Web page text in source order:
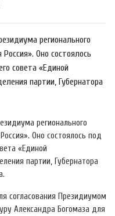
регионального
Оно состоялось
совета «Единой
партии, Губернатора
регионального
Оно состоялось под
«Единой
партии, Губернатора
согласования Президиумом
Александра Богомаза для